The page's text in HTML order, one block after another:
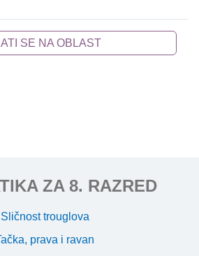
SE NA OBLAST
ZA 8. RAZRED
Sličnost trouglova
prava i ravan